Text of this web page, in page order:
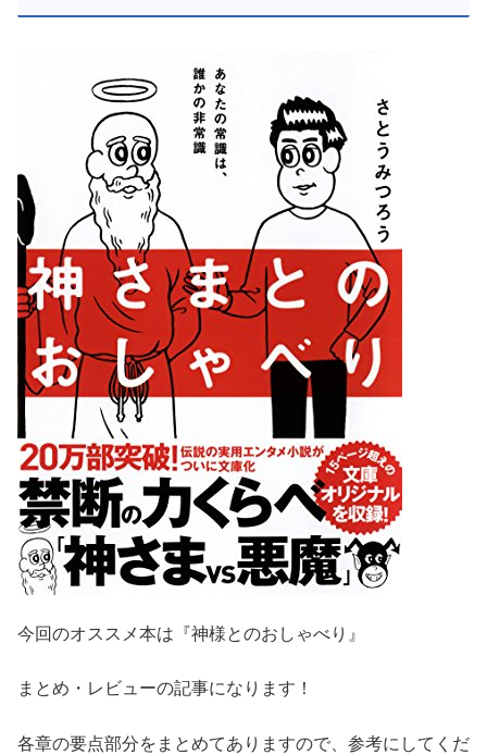
今回のオススメ本は『神様とのおしゃべり』
まとめ・レビューの記事になります！
各章の要点部分をまとめてありますので、参考にしてくだ